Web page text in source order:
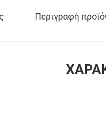
Περιγραφή